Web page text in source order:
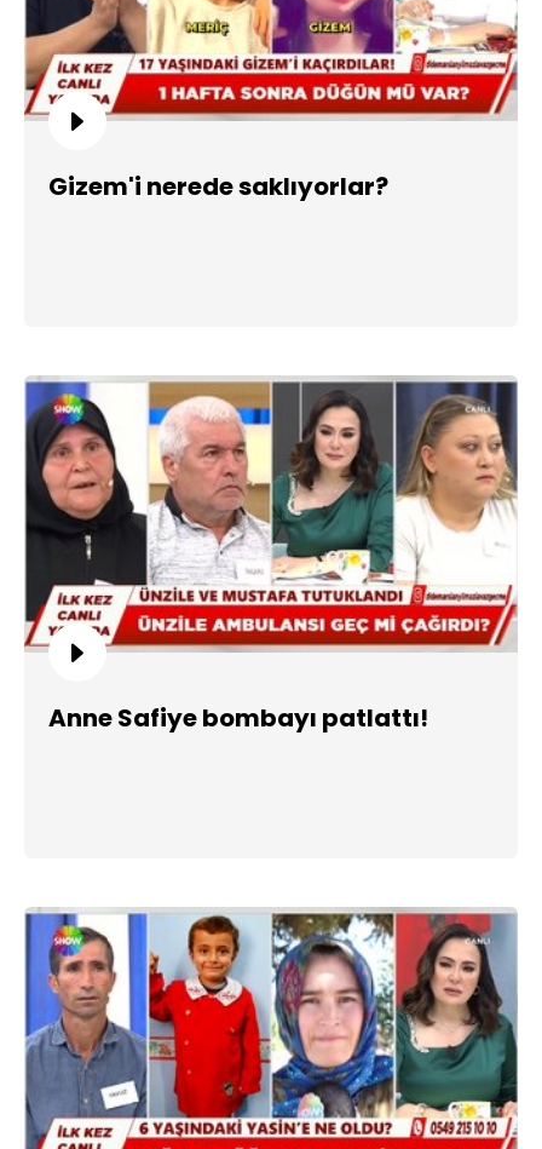
Gizem'i nerede saklıyorlar?
Anne Safiye bombayı patlattı!